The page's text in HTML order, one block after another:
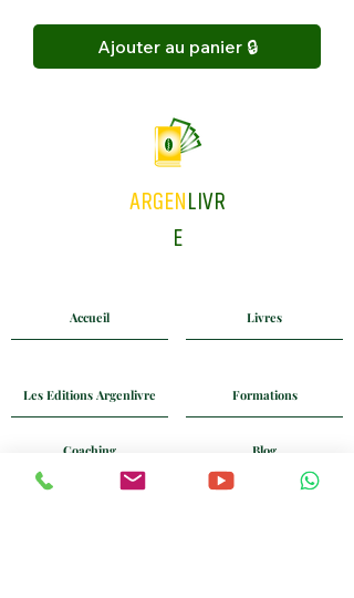
Ajouter au panier 🔒
ARGENLIVR
E
Accueil Livres
Les Editions Argenlivre
Coaching
Formations
Blog